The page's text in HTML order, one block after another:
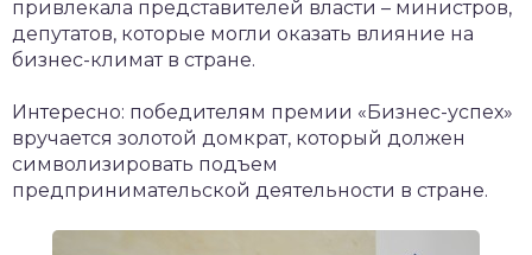
привлекала представителей власти – министров,
депутатов, которые могли оказать влияние на
бизнес-климат в стране.
Интересно: победителям премии «Бизнес-успех»
вручается золотой домкрат, который должен
символизировать подъем
предпринимательской деятельности в стране.